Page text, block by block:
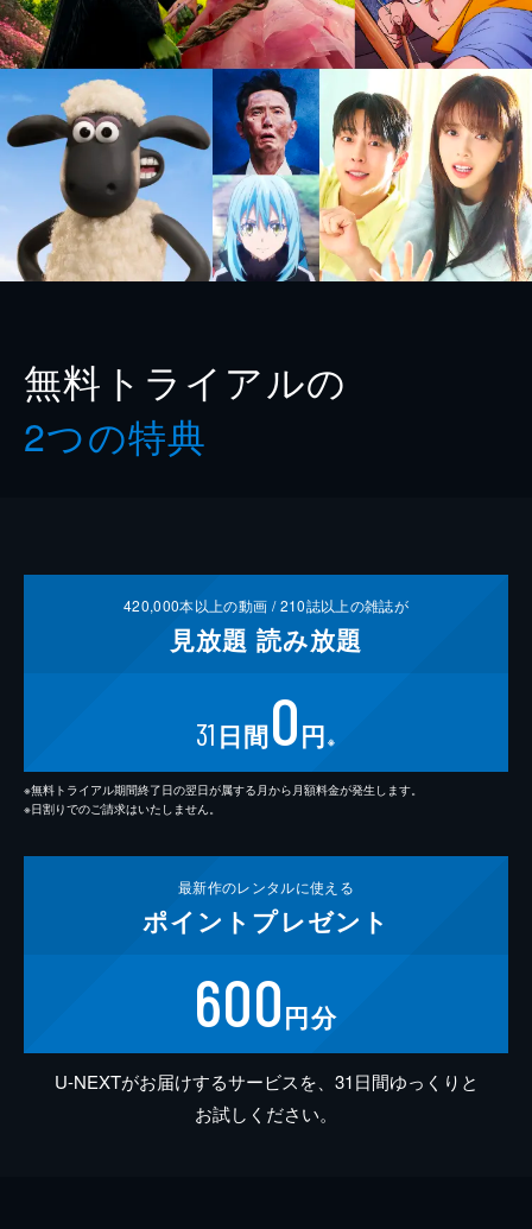
無料トライアルの
2つの特典
420,000本以上の動画 /210誌以上の雑誌が
見放題 読み放題
31 日間0円 ※
※無料トライアル期間終了日の翌日が属する月から月額料金が発生します。
※日割りでのご請求はいたしません。
最新作のレンタルに使える
ポイント プレゼント
600円分
U-NEXTがお届けするサービスを、31日間ゆっくりと
お試しください。